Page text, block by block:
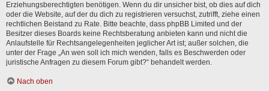
Erziehungsberechtigten benötigen. Wenn du dir unsicher bist, ob dies auf dich
oder die Website, auf der du dich zu registrieren versuchst, zutrifft, ziehe einen
rechtlichen Beistand zu Rate. Bitte beachte, dass phpBB Limited und der
Besitzer dieses Boards keine Rechtsberatung anbieten kann und nicht die
Anlaufstelle für Rechtsangelegenheiten jeglicher Art ist; außer solchen, die
unter der Frage „An wen soll ich mich wenden, falls es Beschwerden oder
juristische Anfragen zu diesem Forum gibt?“ behandelt werden.
Nach oben